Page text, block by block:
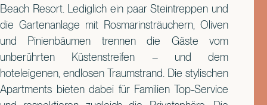
Beach Resort. Lediglich ein paar Steintreppen und
die Gartenanlage mit Rosmarinsträuchern, Oliven
und Pinienbäumen trennen die Gäste vom
unberührten Küstenstreifen – und dem
hoteleigenen, endlosen Traumstrand. Die stylischen
Apartments bieten dabei für Familien Top-Service